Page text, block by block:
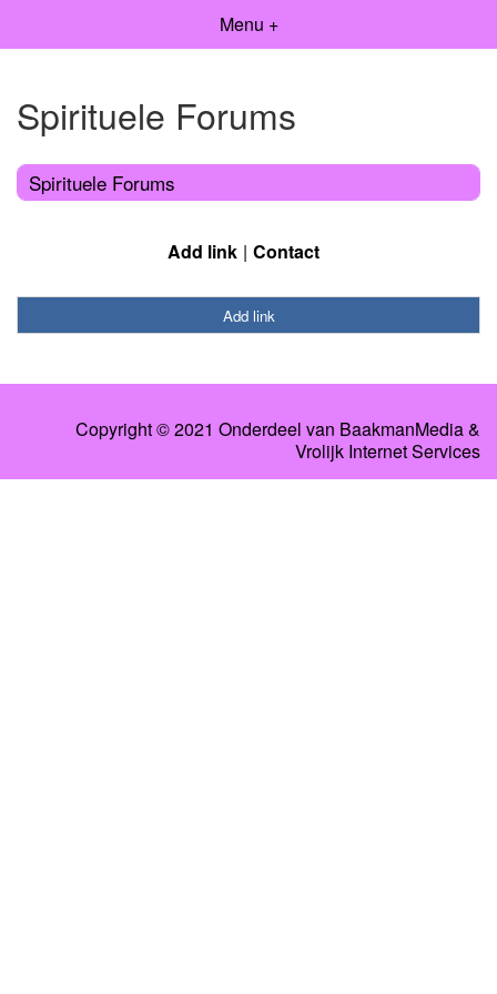
Menu +
Spirituele Forums
Spirituele Forums
Add link Contact
Add link
Copyright © 2021 Onderdeel van BaakmanMedia&
Vrolijk Internet Services